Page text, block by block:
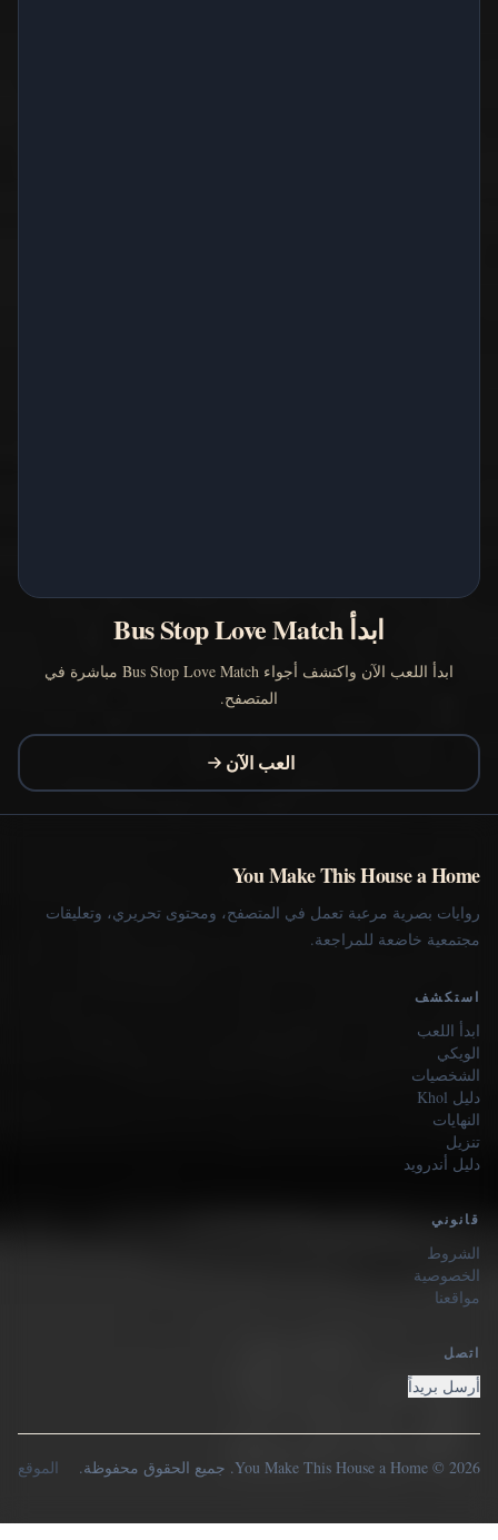
ابدأ Bus Stop Love Match
ابدأ اللعب الآن واكتشف أجواء Bus Stop Love Match مباشرة في
المتصفح.
العب الآن
You Make This House a Home
روايات بصرية مرعبة تعمل في المتصفح، ومحتوى تحريري، وتعليقات
مجتمعية خاضعة للمراجعة.
استكشف
ابدأ اللعب
الويكي
الشخصيات
دليل Khol
النهايات
تنزيل
دليل أندرويد
قانوني
الشروط
الخصوصية
مواقعنا
اتصل
أرسل بريداً
2026 © You Make This House a Home. جميع الحقوق محفوظة. الموقع